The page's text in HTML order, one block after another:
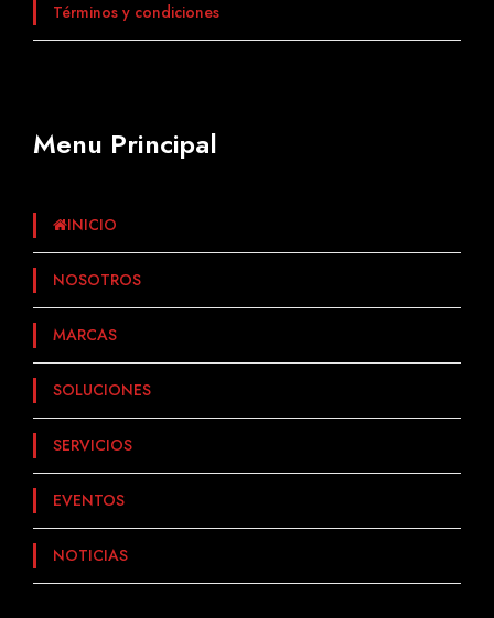
Términos y condiciones
Menu Principal
INICIO
NOSOTROS
MARCAS
SOLUCIONES
SERVICIOS
EVENTOS
NOTICIAS